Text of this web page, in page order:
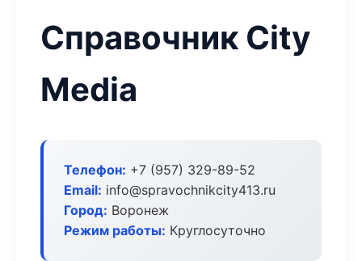
Справочник City
Media
Телефон: +7 (957) 329-89-52
Email: info@spravochnikcity413.ru
Город: Воронеж
Режим работы: Круглосуточно